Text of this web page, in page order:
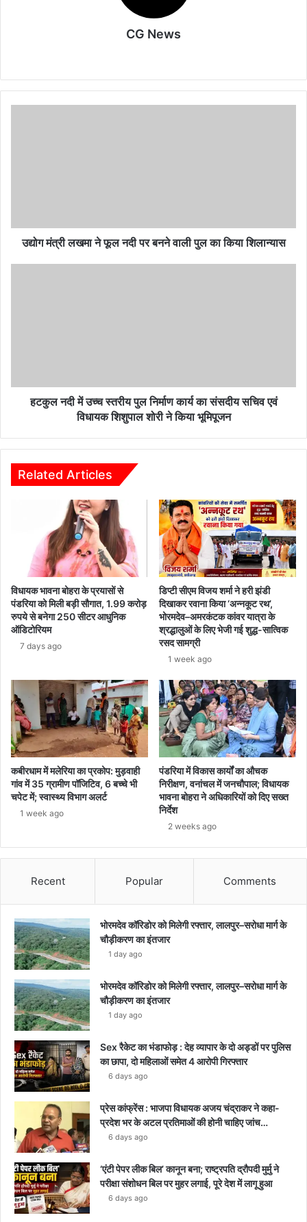
CG News
बनने
वाली​​​​​​​उद्योग मंत्री लखमा ने फूल नदी पर बनने वाली पुल का किया शिलान्यास
का
संसदीय
शोरी
ने
हटकुल नदी में उच्च स्तरीय पुल निर्माण कार्य का संसदीय सचिव एवं
विधायक शिशुपाल शोरी ने किया भूमिपूजन
Related Articles
विधायक भावना बोहरा के प्रयासों से
पंडरिया को मिली बड़ी सौगात, 1.99 करोड़
रुपये से बनेगा 250 सीटर आधुनिक
ऑडिटोरियम
7 days ago
डिप्टी सीएम विजय शर्मा ने हरी झंडी
दिखाकर रवाना किया ‘अन्नकूट रथ’,
भोरमदेव–अमरकंटक कांवर यात्रा के
श्रद्धालुओं के लिए भेजी गई शुद्ध-सात्विक
रसद सामग्री
1 week ago
कबीरधाम में मलेरिया का प्रकोप: मुड़वाही
गांव में 35 ग्रामीण पॉजिटिव, 6 बच्चे भी
चपेट में; स्वास्थ्य विभाग अलर्ट
1 week ago
पंडरिया में विकास कार्यों का औचक
निरीक्षण, वनांचल में जनचौपाल; विधायक
भावना बोहरा ने अधिकारियों को दिए सख्त
निर्देश
2 weeks ago
Recent Popular Comments
भोरमदेव कॉरिडोर को मिलेगी रफ्तार, लालपुर–सरोधा मार्ग के
चौड़ीकरण का इंतजार
1 day ago
भोरमदेव कॉरिडोर को मिलेगी रफ्तार, लालपुर–सरोधा मार्ग के
चौड़ीकरण का इंतजार
1 day ago
Sex रैकेट का भंडाफोड़ : देह व्यापार के दो अड्डों पर पुलिस
का छापा, दो महिलाओं समेत 4 आरोपी गिरफ्तार
6 days ago
प्रेस कांफ्रेंस : भाजपा विधायक अजय चंद्राकर ने कहा-
प्रदेश भर के अटल प्रतिमाओं की होनी चाहिए जांच…
6 days ago
‘एंटी पेपर लीक बिल’ कानून बना; राष्ट्रपति द्रौपदी मुर्मु ने
परीक्षा संशोधन बिल पर मुहर लगाई, पूरे देश में लागू हुआ
6 days ago